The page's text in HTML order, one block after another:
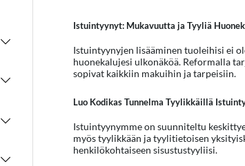
Istuintyynyt: Mukavuutta ja Tyyliä
Istuintyynyjen lisääminen tuoleihisi ei
huonekalujesi ulkonäköä. Reformalla
sopivat kaikkiin makuihin ja tarpeisiin.
Luo Kodikas Tunnelma Tyylikkäillä
Istuintyynymme on suunniteltu
myös tyylikkään ja tyylitietoisen
henkilökohtaiseen sisustustyyliisi.